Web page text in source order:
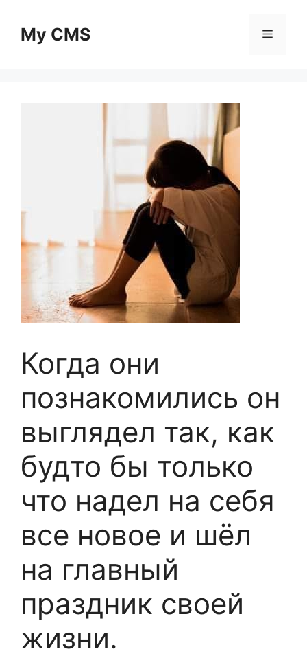
contentMy CMS Menu
Когда они
познакомились он
выглядел так, как
будто бы только
что надел на себя
все новое и шёл
на главный
праздник своей
жизни.